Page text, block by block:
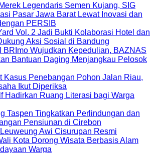
Legendaris Semen Kujang, SIG
Pasar Jawa Barat Lewat Inovasi dan
PERSIB
Vol. 2 Jadi Bukti Kolaborasi Hotel dan
Aksi Sosial di Bandung
BRImo Wujudkan Kepedulian, BAZNAS
Bantuan Daging Menjangkau Pelosok
Kasus Penebangan Pohon Jalan Riau,
Ikut Diperiksa
Hadirkan Ruang Literasi bagi Warga
Taspen Tingkatkan Perlindungan dan
Pensiunan di Cirebon
Awi Cisurupan Resmi
Kota Dorong Wisata Berbasis Alam
Warga